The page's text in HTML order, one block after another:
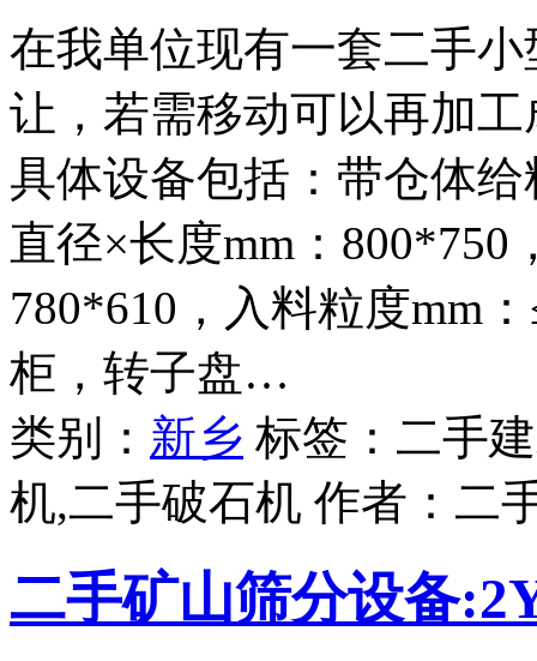
在我单位现有一套二手
让，若需移动可以再加
具体设备包括：带仓体
直径×长度mm：
780*610，入料粒度mm
柜，转子盘…
类别： 新乡 标签：二手
机,二手破石机 作者： 二
二手矿山筛分设备